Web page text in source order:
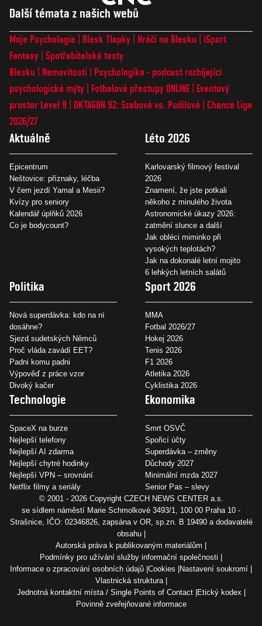
Další témata z našich webů
Moje Psychologie Blesk Tlapky Hráči na Blesku
iSport
Fantasy Spotřebitelské testy
Blesku
Nemovitosti
Psychologika - podcast rozbíjející
psychologické mýty
Fotbalové přestupy ONLINE
Eventový
prostor Level 9 OKTAGON 92: Szabová vs. Pudilová
Chance Liga
2026/27
Aktuálně
Epicentrum
Neštovice: příznaky, léčba
V čem jezdí Yamal a Mesii?
Kvízy pro seniory
Kalendář úplňků 2026
Co je bodycount?
Léto 2026
Karlovarský filmový festival
2026
Znamení, že jste potkali
někoho z minulého života
Astronomické úkazy 2026:
zatmění slunce a další
Jak obléci miminko při
vysokých teplotách?
Jak na dokonalé letní mojito
6 lehkých letních salátů
Politika
Nová superdávka: kdo na ní
dosáhne?
Sjezd sudetských Němců
Proč vláda zavádí EET?
Padni komu padni
Výpověď z práce vzor
Divoký kačer
Sport 2026
MMA
Fotbal 2026/27
Hokej 2026
Tenis 2026
F1 2026
Atletika 2026
Cyklistika 2026
Technologie
SpaceX na burze
Nejlepší telefony
Nejlepší AI zdarma
Nejlepší chytré hodinky
Nejlepší VPN – srovnání
Netflix filmy a seriály
Ekonomika
Smrt OSVČ
Spořicí účty
Superdávka – změny
Důchody 2027
Minimální mzda 2027
Senior Pas – slevy
© 2001 - 2026 Copyright CZECH NEWS CENTER a.s.
se sídlem náměstí Marie Schmolkové 3493/1, 100 00 Praha 10 -
Strašnice, IČO: 02346826, zapsána v OR, sp.zn. B 19490 a dodavatelé
obsahu
Autorská práva k publikovaným materiálům
Podmínky pro užívání služby informační společnosti
Informace o zpracování osobních údajů Cookies
Nastavení soukromí
Vlastnická struktura
Jednotná kontaktní místa / Single Points of Contact
Etický kodex
Povinně zveřejňované informace